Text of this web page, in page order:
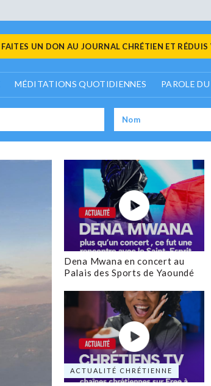
FAITES UN DON AU JOURNAL CHRÉTIEN ET
MÉDITATIONS QUOTIDIENNES PAROLE
Dena Mwana en concert au
Palais des Sports de Yaoundé
ACTUALITÉ CHRÉTIENNE